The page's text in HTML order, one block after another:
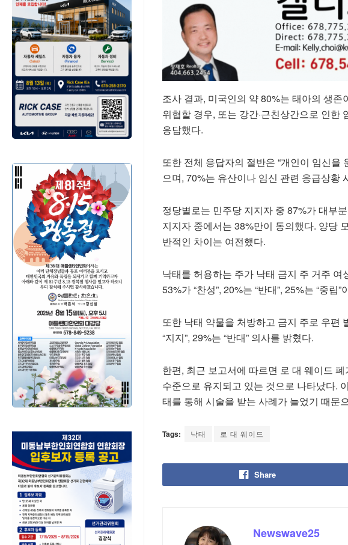
조사 결과, 미국인의 약 80%는 태아의 생
위협할 경우, 또는 강간·근친상간으로 인
응답했다.
또한 전체 응답자의 절반은 “개인이 임신을
으며, 70%는 유산이나 임신 관련 응급상황
정당별로는 민주당 지지자 중 87%가 대부
지지자 중에서는 38%만이 동의했다. 양당
반적인 차이는 여전했다.
낙태를 허용하는 주가 낙태 금지 주 거주
53%가 “찬성”, 20%는 “반대”, 25%는 “중립
또한 낙태 약물을 처방하고 금지 주로 우편
“지지”, 29%는 “반대” 의사를 밝혔다.
한편, 최근 보고서에 따르면 로 대 웨이드
수준으로 유지되고 있는 것으로 나타났다.
태를 통해 시술을 받는 사례가 늘었기 때문
Tags: 낙태 로 대 웨이드
Share
Newswave25